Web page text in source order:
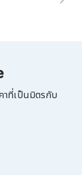
าที่เป็นมิตรกับ